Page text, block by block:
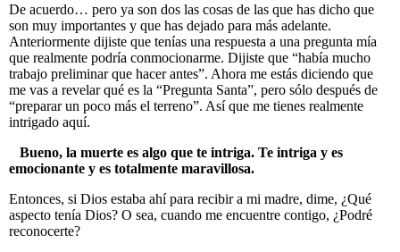
De acuerdo… pero ya son dos las cosas de las que has dicho que
son muy importantes y que has dejado para más adelante.
Anteriormente dijiste que tenías una respuesta a una pregunta mía
que realmente podría conmocionarme. Dijiste que “había mucho
trabajo preliminar que hacer antes”. Ahora me estás diciendo que
me vas a revelar qué es la “Pregunta Santa”, pero sólo después de
“preparar un poco más el terreno”. Así que me tienes realmente
intrigado aquí.
Bueno, la muerte es algo que te intriga. Te intriga y es
emocionante y es totalmente maravillosa.
Entonces, si Dios estaba ahí para recibir a mi madre, dime, ¿Qué
aspecto tenía Dios? O sea, cuando me encuentre contigo, ¿Podré
reconocerte?